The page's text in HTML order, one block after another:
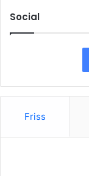
Social
Friss